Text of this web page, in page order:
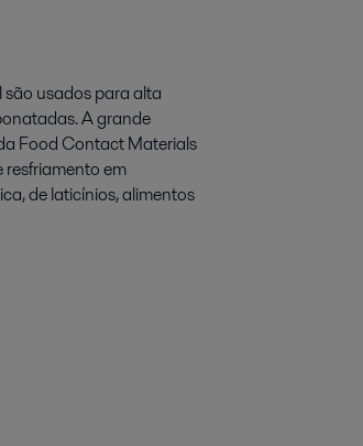
usados para alta
A grande
Food Contact Materials
em
de laticínios, alimentos